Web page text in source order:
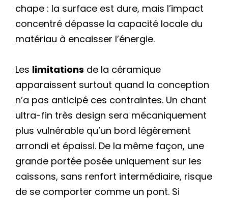
chape : la surface est dure, mais l’impact
concentré dépasse la capacité locale du
matériau à encaisser l’énergie.
Les limitations de la céramique
apparaissent surtout quand la conception
n’a pas anticipé ces contraintes. Un chant
ultra-fin très design sera mécaniquement
plus vulnérable qu’un bord légèrement
arrondi et épaissi. De la même façon, une
grande portée posée uniquement sur les
caissons, sans renfort intermédiaire, risque
de se comporter comme un pont. Si